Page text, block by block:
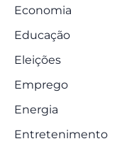
Economia
Educação
Eleições
Emprego
Energia
Entretenimento